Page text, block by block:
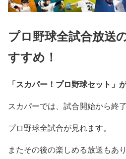
プロ野球全試合放送
すすめ！
「スカパー！プロ野球セット」
スカパーでは、試合開始から終
プロ野球全試合が見れます。
またその後の楽しめる放送もあ